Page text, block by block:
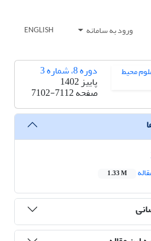
ورود به سامانه ENGLISH
دوره 8، شماره 3
پاییز 1402
صفحه7102-7112
1.33 M